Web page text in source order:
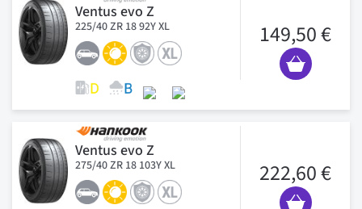
Ventus evo Z
225/40 ZR 18 92Y XL 149,50 €
Ventus evo Z
275/40 ZR 18 103Y XL 222,60 €